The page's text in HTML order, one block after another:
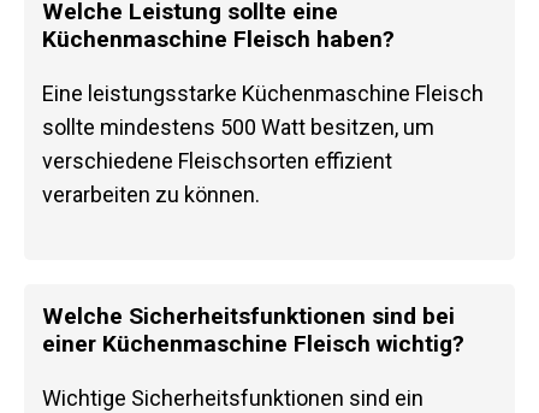
Welche Leistung sollte eine
Küchenmaschine Fleisch haben?
Eine leistungsstarke Küchenmaschine Fleisch
sollte mindestens 500 Watt besitzen, um
verschiedene Fleischsorten effizient
verarbeiten zu können.
Welche Sicherheitsfunktionen sind bei
einer Küchenmaschine Fleisch wichtig?
Wichtige Sicherheitsfunktionen sind ein